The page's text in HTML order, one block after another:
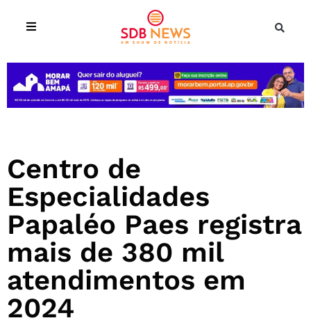
Centro de
Especialidades
Papaléo Paes registra
mais de 380 mil
atendimentos em
2024